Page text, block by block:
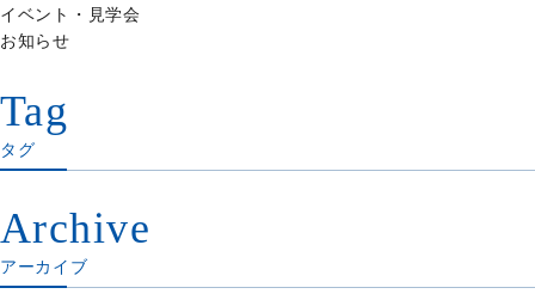
イベント・見学会
お知らせ
Tag
タグ
Archive
アーカイブ